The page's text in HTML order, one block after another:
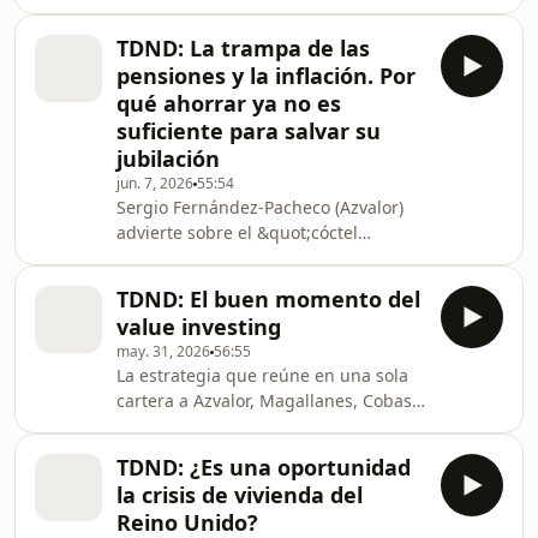
inverso
oportunidad.
TDND: La trampa de las
pensiones y la inflación. Por
qué ahorrar ya no es
suficiente para salvar su
jubilación
jun. 7, 2026 55:54
Sergio Fernández-Pacheco (Azvalor)
advierte sobre el &quot;cóctel
bajo el sanchismo. El actual escenario
económico y demográfico en España
se ha convertido en una carrera de
obstáculos para el ahorrador
tradicional. Entre una inflación que
devora el poder adquisitivo de las
familias y un sistema de pensiones
cuya sostenibilida
TDND: El buen momento del
value investing
may. 31, 2026 56:55
La estrategia que reúne en una sola
cartera a Azvalor, Magallanes, Cobas y
de Finizens acumula una rentabilidad
neta del 29% desde su lanzamiento el
15 de septiembre de 2025,
TDND: ¿Es una oportunidad
la crisis de vivienda del
Reino Unido?